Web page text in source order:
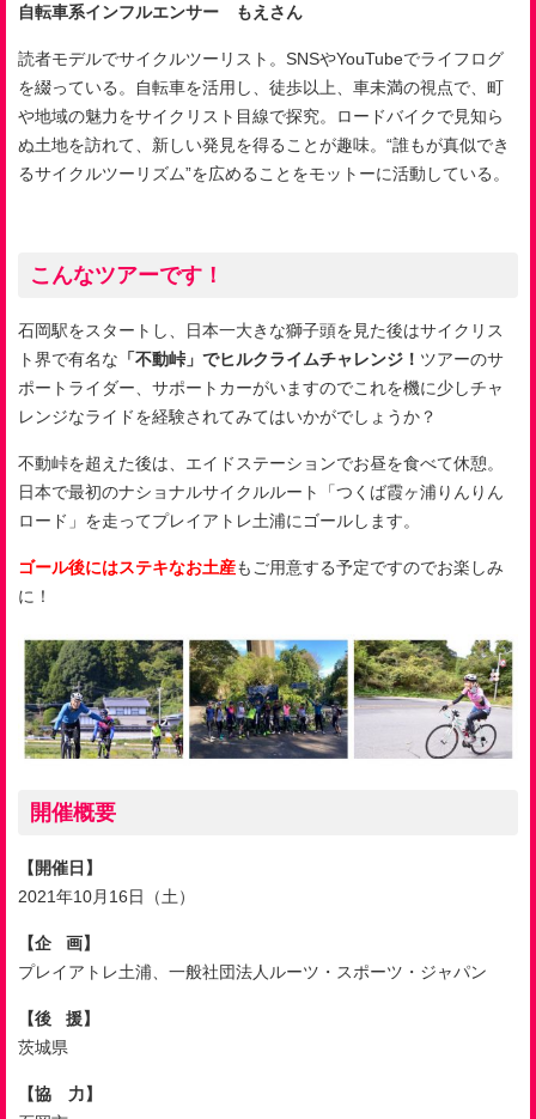
自転車系インフルエンサー もえさん
読者モデルでサイクルツーリスト。 SNSやYouTubeでライフログ
を綴っている。自転車を活用し、徒歩以上、車未満の視点で、町
や地域の魅力をサイクリスト目線で探究。ロードバイクで見知ら
ぬ土地を訪れて、新しい発見を得ることが趣味。 “誰もが真似でき
るサイクルツーリズム”を広めることをモットーに活動している。
こんなツアーです！
石岡駅をスタートし、日本一大きな獅子頭を見た後はサイクリス
ト界で有名な 「不動峠」でヒルクライムチャレンジ！ ツアーのサ
ポートライダー、サポートカーがいますのでこれを機に少しチャ
レンジなライドを経験されてみてはいかがでしょうか？
不動峠を超えた後は、エイドステーションでお昼を食べて休憩。
日本で最初のナショナルサイクルルート「つくば霞ヶ浦りんりん
ロード」を走ってプレイアトレ土浦にゴールします。
ゴール後にはステキなお土産もご用意する予定ですのでお楽しみ
に！
開催概要
【開催日】
2021年10月 16日（土）
【企 画】
プレイアトレ土浦、一般社団法人ルーツ・スポーツ・ジャパン
【後 援】
茨城県
【協 力】